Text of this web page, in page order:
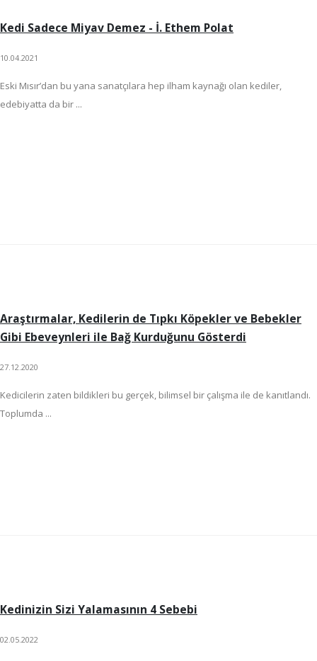
Kedi Sadece Miyav Demez - İ. Ethem Polat
10.04.2021
Eski Mısır’dan bu yana sanatçılara hep ilham kaynağı olan kediler,
edebiyatta da bir ...
Araştırmalar, Kedilerin de Tıpkı Köpekler ve Bebekler
Gibi Ebeveynleri ile Bağ Kurduğunu Gösterdi
27.12.2020
Kedicilerin zaten bildikleri bu gerçek, bilimsel bir çalışma ile de kanıtlandı.
Toplumda ...
Kedinizin Sizi Yalamasının 4 Sebebi
02.05.2022